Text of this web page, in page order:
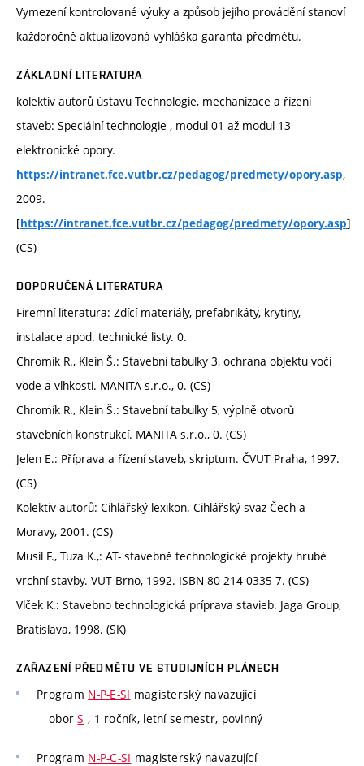
Vymezení kontrolované výuky a způsob jejího provádění stanoví
každoročně aktualizovaná vyhláška garanta předmětu.
ZÁKLADNÍ LITERATURA
kolektiv autorů ústavu Technologie, mechanizace a řízení
staveb: Speciální technologie , modul 01 až modul 13
elektronické opory.
https://intranet.fce.vutbr.cz/pedagog/predmety/opory.asp,
2009.
[https://intranet.fce.vutbr.cz/pedagog/predmety/opory.asp]
(CS)
DOPORUČENÁ LITERATURA
Firemní literatura: Zdící materiály, prefabrikáty, krytiny,
instalace apod. technické listy. 0.
Chromík R., Klein Š.: Stavební tabulky 3, ochrana objektu voči
vode a vlhkosti. MANITA s.r.o., 0. (CS)
Chromík R., Klein Š.: Stavební tabulky 5, výplně otvorů
stavebních konstrukcí. MANITA s.r.o., 0. (CS)
Jelen E.: Příprava a řízení staveb, skriptum. ČVUT Praha, 1997.
(CS)
Kolektiv autorů: Cihlářský lexikon. Cihlářský svaz Čech a
Moravy, 2001. (CS)
Musil F., Tuza K.,: AT- stavebně technologické projekty hrubé
vrchní stavby. VUT Brno, 1992. ISBN 80-214-0335-7. (CS)
Vlček K.: Stavebno technologická príprava stavieb. Jaga Group,
Bratislava, 1998. (SK)
ZAŘAZENÍ PŘEDMĚTU VE STUDIJNÍCH PLÁNECH
Program N-P-E-SI magisterský navazující
oborS , 1 ročník, letní semestr, povinný
Program N-P-C-SI magisterský navazující